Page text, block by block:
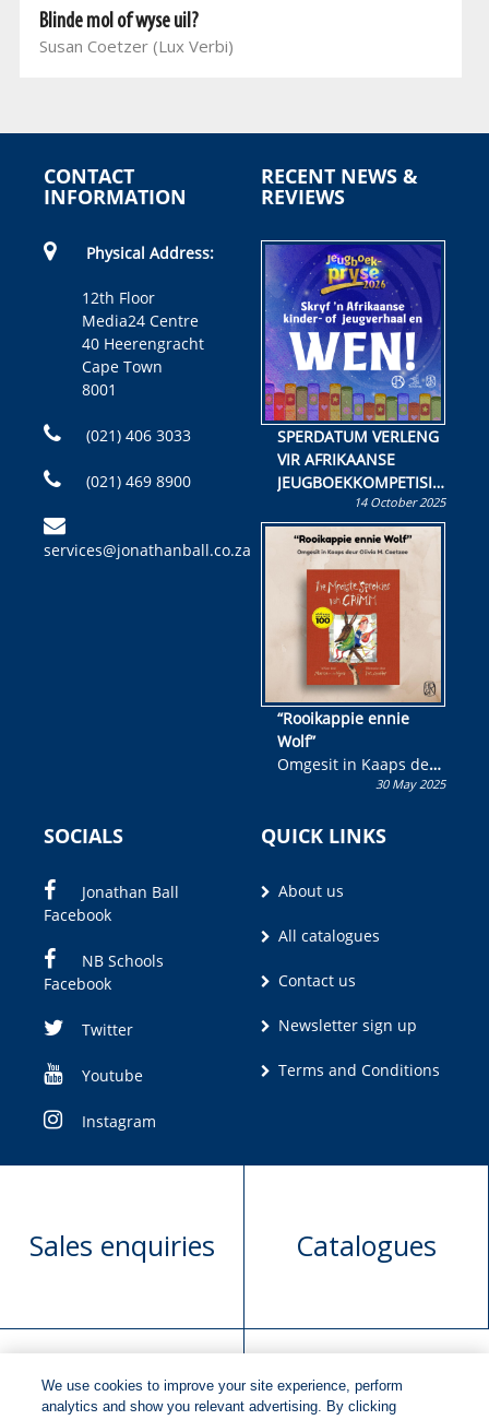
Blinde mol of wyse uil?
Susan Coetzer (Lux Verbi)
CONTACT
INFORMATION
Physical Address:
12th Floor
Media24 Centre
40 Heerengracht
Cape Town
8001
(021) 406 3033
(021) 469 8900
services@jonathanball.co.za
RECENT NEWS &
REVIEWS
SPERDATUM VERLENG
VIR AFRIKAANSE
JEUGBOEKKOMPETISIE
Skryf ’n jeugboek of
kinderboek en staan ’n
kans om R50 000 te
wen!
14 October 2025
“Rooikappie ennie
Wolf”
Omgesit in Kaaps deur
Olivia M. Coetzee30 May 2025
SOCIALS
Jonathan Ball
Facebook
NB Schools
Facebook
Twitter
Youtube
Instagram
QUICK LINKS
About us
All catalogues
Contact us
Newsletter sign up
Terms and Conditions
Sales enquiries Catalogues
Manuscript Request book
We use cookies to improve your site experience, perform
analytics and show you relevant advertising. By clicking